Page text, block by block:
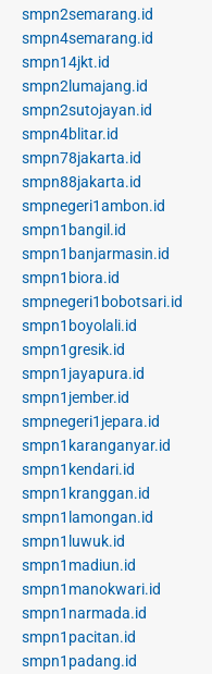
smpn2semarang.id
smpn4semarang.id
smpn14jkt.id
smpn2lumajang.id
smpn2sutojayan.id
smpn4blitar.id
smpn78jakarta.id
smpn88jakarta.id
smpnegeri1ambon.id
smpn1bangil.id
smpn1banjarmasin.id
smpn1biora.id
smpnegeri1bobotsari.id
smpn1boyolali.id
smpn1gresik.id
smpn1jayapura.id
smpn1jember.id
smpnegeri1jepara.id
smpn1karanganyar.id
smpn1kendari.id
smpn1kranggan.id
smpn1lamongan.id
smpn1luwuk.id
smpn1madiun.id
smpn1manokwari.id
smpn1narmada.id
smpn1pacitan.id
smpn1padang.id